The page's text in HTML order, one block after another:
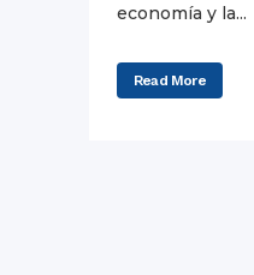
economía y la...
Read More